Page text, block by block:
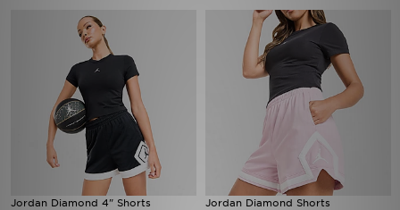
Jordan Diamond 4" Shorts Jordan Diamond Shorts